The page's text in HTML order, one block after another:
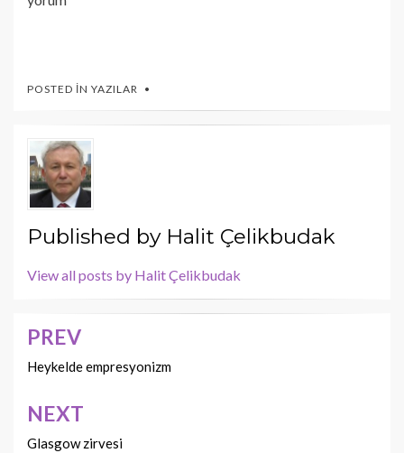
POSTED IN YAZILAR
Published by Halit Çelikbudak
View all posts by Halit Çelikbudak
Yazı
dolaşımı
PREV
Heykelde empresyonizm
NEXT
Glasgow zirvesi